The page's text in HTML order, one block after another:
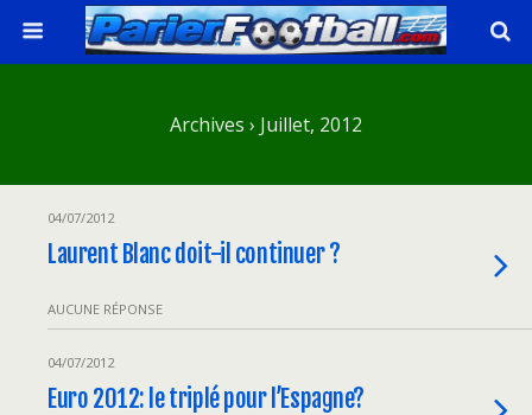
Archives › Juillet, 2012
04/07/2012
Laurent Blanc doit-il continuer ?
AUCUNE RÉPONSE
04/07/2012
Euro 2012: le triplé pour l’Espagne?